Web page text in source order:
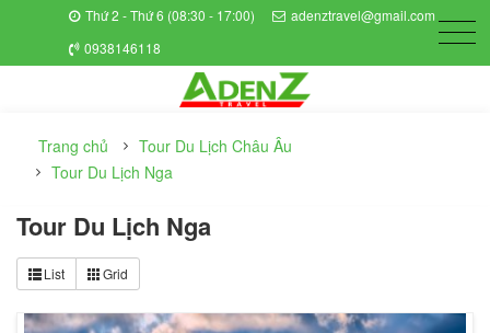
Thứ 2 - Thứ 6 (08:30 - 17:00)
adenztravel@gmail.com
0938146118
Trang chủ
Tour Du Lịch Châu Âu
Tour Du Lịch Nga
Tour Du Lịch Nga
List Grid